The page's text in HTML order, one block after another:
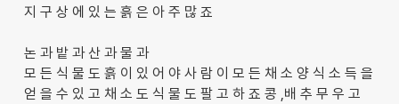
지 구 상 에 있 는 흙 은 아 주 많 죠
논 과 밭 과 산 과 물 과
모 든 식 물 도 흙 이 있 어 야 사 람 이 모 든 채 소 양 식 소 득 을
얻 을 수 있 고 채 소 도 식 물 도 팔 고 하 죠 콩 ,배 추 무 우 고